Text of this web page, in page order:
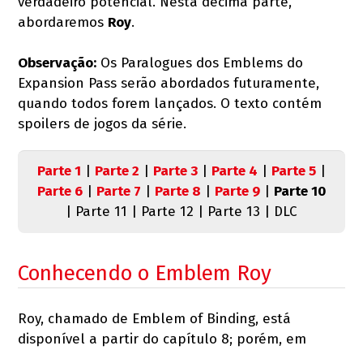
abordaremos Roy.
Observação: Os Paralogues dos Emblems do
Expansion Pass serão abordados futuramente,
quando todos forem lançados. O texto contém
spoilers de jogos da série.
Parte 1 Parte 2 Parte 3| Parte 4 Parte 5|
Parte 6| Parte 7 Parte 8 Parte 9| Parte 10
| Parte 11 | Parte 12 | Parte 13 | DLC
Conhecendo o Emblem Roy
Roy, chamado de Emblem of Binding, está
disponível a partir do capítulo 8; porém, em